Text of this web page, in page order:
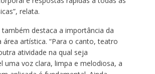
relata.
também destaca a importância da
área artística. “Para o canto, teatro
atividade na qual seja
uma voz clara, limpa e melodiosa, a